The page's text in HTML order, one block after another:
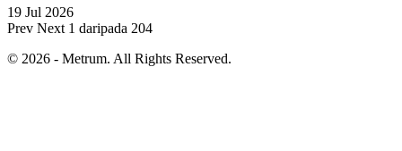
19 Jul 2026
Prev Next 1 daripada 204
© 2026 - Metrum. All Rights Reserved.